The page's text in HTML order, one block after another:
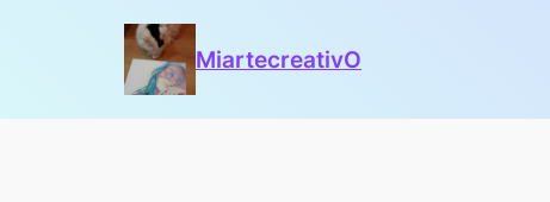
MiartecreativO